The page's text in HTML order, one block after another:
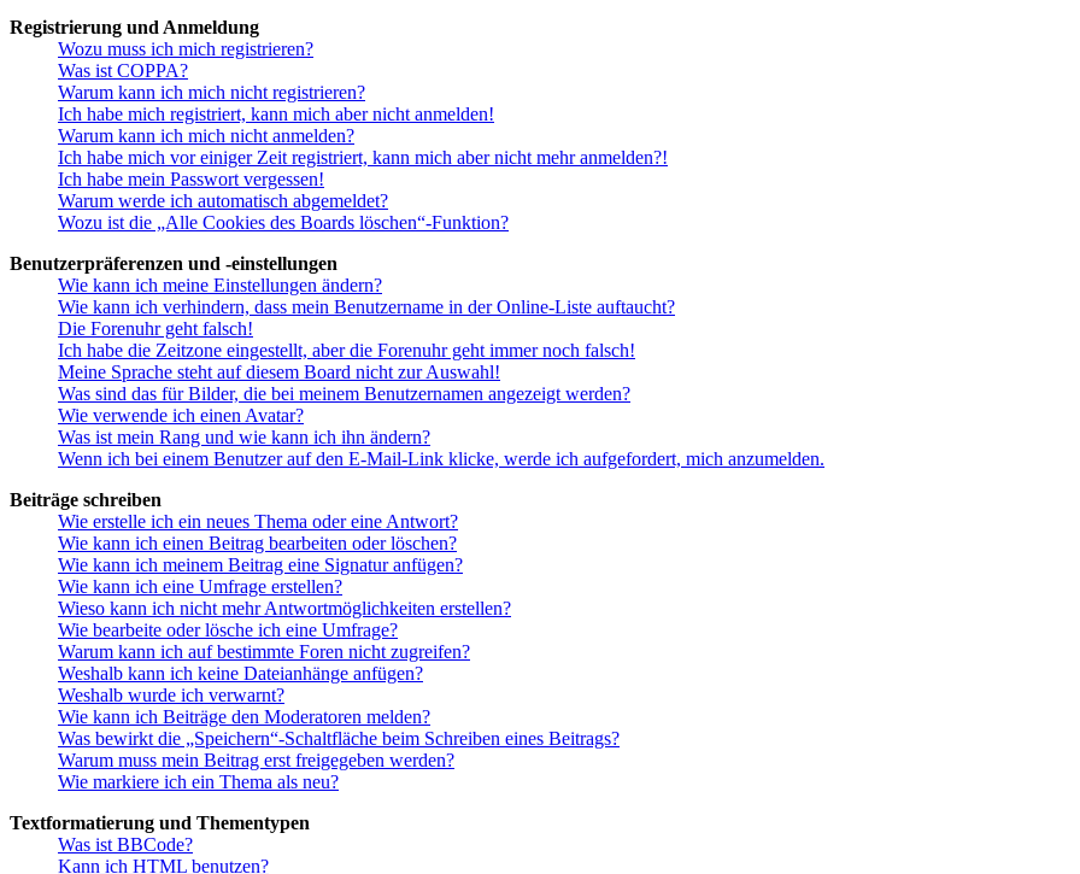
Registrierung und Anmeldung
Wozu muss ich mich registrieren?
Was ist COPPA?
Warum kann ich mich nicht registrieren?
Ich habe mich registriert, kann mich aber nicht anmelden!
Warum kann ich mich nicht anmelden?
Ich habe mich vor einiger Zeit registriert, kann mich aber nicht mehr anmelden?!
Ich habe mein Passwort vergessen!
Warum werde ich automatisch abgemeldet?
Wozu ist die „Alle Cookies des Boards löschen“-Funktion?
Benutzerpräferenzen und -einstellungen
Wie kann ich meine Einstellungen ändern?
Wie kann ich verhindern, dass mein Benutzername in der Online-Liste auftaucht?
Die Forenuhr geht falsch!
Ich habe die Zeitzone eingestellt, aber die Forenuhr geht immer noch falsch!
Meine Sprache steht auf diesem Board nicht zur Auswahl!
Was sind das für Bilder, die bei meinem Benutzernamen angezeigt werden?
Wie verwende ich einen Avatar?
Was ist mein Rang und wie kann ich ihn ändern?
Wenn ich bei einem Benutzer auf den E-Mail-Link klicke, werde ich aufgefordert, mich anzumelden.
Beiträge schreiben
Wie erstelle ich ein neues Thema oder eine Antwort?
Wie kann ich einen Beitrag bearbeiten oder löschen?
Wie kann ich meinem Beitrag eine Signatur anfügen?
Wie kann ich eine Umfrage erstellen?
Wieso kann ich nicht mehr Antwortmöglichkeiten erstellen?
Wie bearbeite oder lösche ich eine Umfrage?
Warum kann ich auf bestimmte Foren nicht zugreifen?
Weshalb kann ich keine Dateianhänge anfügen?
Weshalb wurde ich verwarnt?
Wie kann ich Beiträge den Moderatoren melden?
Was bewirkt die „Speichern“-Schaltfläche beim Schreiben eines Beitrags?
Warum muss mein Beitrag erst freigegeben werden?
Wie markiere ich ein Thema als neu?
Textformatierung und Thementypen
Was ist BBCode?
Kann ich HTML benutzen?